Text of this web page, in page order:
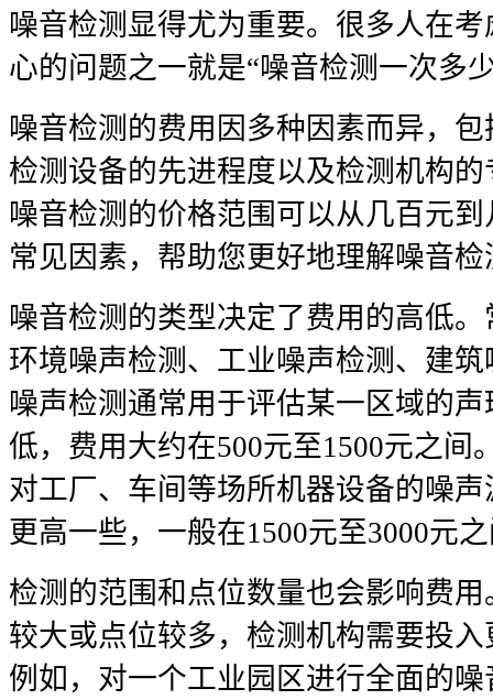
噪音检测显得尤为重要。很多人在
心的问题之一就是“噪音检测一次多
噪音检测的费用因多种因素而异，
检测设备的先进程度以及检测机构
噪音检测的价格范围可以从几百元
常见因素，帮助您更好地理解噪音
噪音检测的类型决定了费用的高低
环境噪声检测、工业噪声检测、建
噪声检测通常用于评估某一区域的
低，费用大约在500元至1500元之间
对工厂、车间等场所机器设备的噪
更高一些，一般在1500元至3000元
检测的范围和点位数量也会影响费
较大或点位较多，检测机构需要投
例如，对一个工业园区进行全面的